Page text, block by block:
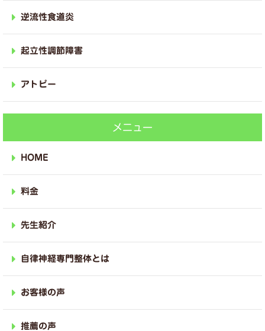
逆流性食道炎
起立性調節障害
アトピー
メニュー
HOME
料金
先生紹介
自律神経専門整体とは
お客様の声
推薦の声